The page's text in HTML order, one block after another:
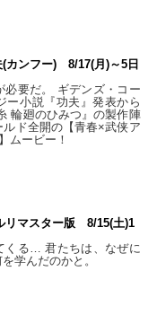
(カンフー) 8/17(月)～5日
必要だ。 ギデンズ・コー
ー小説『功夫』発表から
輪廻のひみつ』の製作陣
ド全開の【青春×武侠ア
ムービー！
マスター版 8/15(土)1
くる… 君たちは、なぜに
学んだのかと。